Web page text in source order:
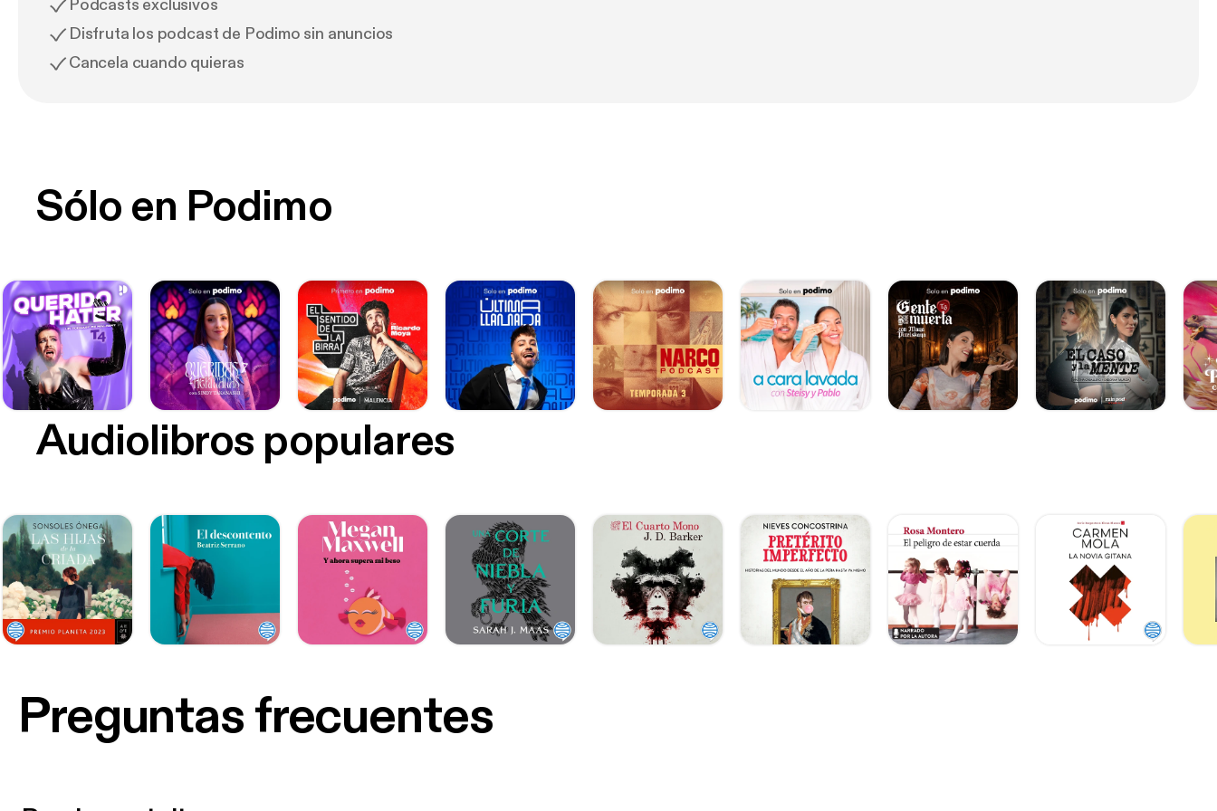
Podcasts exclusivos
Disfruta los podcast de Podimo sin anuncios
Cancela cuando quieras
Sólo en Podimo
Audiolibros populares
Preguntas frecuentes